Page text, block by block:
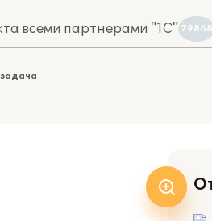
всеми партнерами "1С" 79868